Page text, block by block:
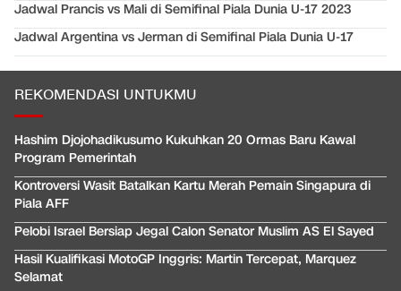
Jadwal Prancis vs Mali di Semifinal Piala Dunia U-17 2023
Jadwal Argentina vs Jerman di Semifinal Piala Dunia U-17
REKOMENDASI UNTUKMU
Hashim Djojohadikusumo Kukuhkan 20 Ormas Baru Kawal
Program Pemerintah
Kontroversi Wasit Batalkan Kartu Merah Pemain Singapura di
Piala AFF
Pelobi Israel Bersiap Jegal Calon Senator Muslim AS El Sayed
Hasil Kualifikasi MotoGP Inggris: Martin Tercepat, Marquez
Selamat